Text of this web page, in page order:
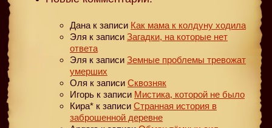
Дана к записи Как мама к колдуну ходила
Эля к записи Загадки, на которые нет
ответа
Эля к записи Земные проблемы тревожат
умерших
Оля к записи Сквозняк
Игорь к записи Мистика, которой не было
Кира* к записи Странная история в
заброшенной деревне